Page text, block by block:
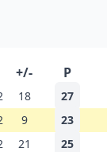
+/-
P
18 27
9 23
21 25